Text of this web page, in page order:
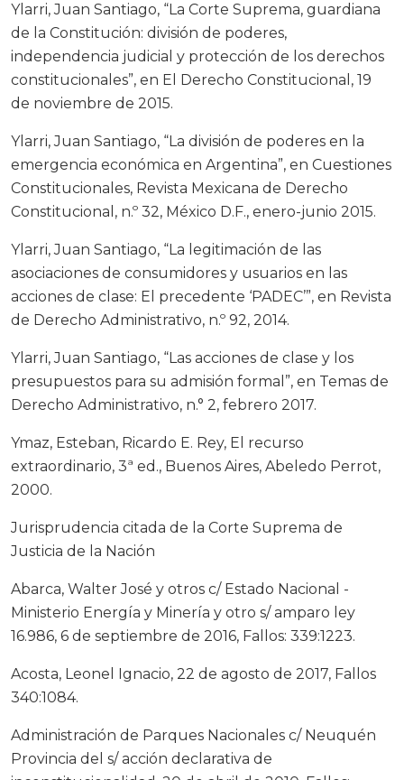
Ylarri, Juan Santiago, “La Corte Suprema, guardiana
de la Constitución: división de poderes,
independencia judicial y protección de los derechos
constitucionales”, en El Derecho Constitucional, 19
de noviembre de 2015.
Ylarri, Juan Santiago, “La división de poderes en la
emergencia económica en Argentina”, en Cuestiones
Constitucionales, Revista Mexicana de Derecho
Constitucional, n.º 32, México D.F., enero-junio 2015.
Ylarri, Juan Santiago, “La legitimación de las
asociaciones de consumidores y usuarios en las
acciones de clase: El precedente ‘PADEC’”, en Revista
de Derecho Administrativo, n.º 92, 2014.
Ylarri, Juan Santiago, “Las acciones de clase y los
presupuestos para su admisión formal”, en Temas de
Derecho Administrativo, n.° 2, febrero 2017.
Ymaz, Esteban, Ricardo E. Rey, El recurso
extraordinario, 3ª ed., Buenos Aires, Abeledo Perrot,
2000.
Jurisprudencia citada de la Corte Suprema de
Justicia de la Nación
Abarca, Walter José y otros c/ Estado Nacional -
Ministerio Energía y Minería y otro s/ amparo ley
16.986, 6 de septiembre de 2016, Fallos: 339:1223.
Acosta, Leonel Ignacio, 22 de agosto de 2017, Fallos
340:1084.
Administración de Parques Nacionales c/ Neuquén
Provincia del s/ acción declarativa de